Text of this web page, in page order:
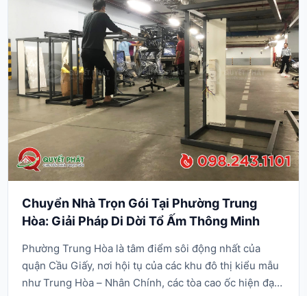
Chuyển Nhà Trọn Gói Tại Phường Trung
Hòa: Giải Pháp Di Dời Tổ Ấm Thông Minh
Phường Trung Hòa là tâm điểm sôi động nhất của
quận Cầu Giấy, nơi hội tụ của các khu đô thị kiểu mẫu
như Trung Hòa – Nhân Chính, các tòa cao ốc hiện đại